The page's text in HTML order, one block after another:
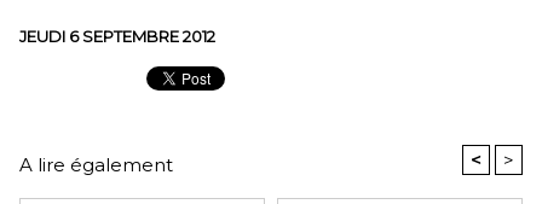
JEUDI 6 SEPTEMBRE 2012
A lire également < >